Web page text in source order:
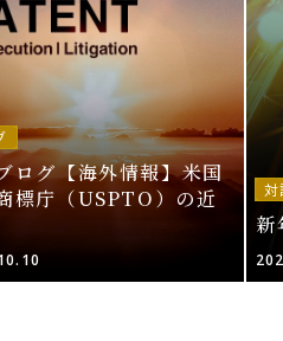
ログ【海外情報】米国
標庁（USPTO）の近
対
新